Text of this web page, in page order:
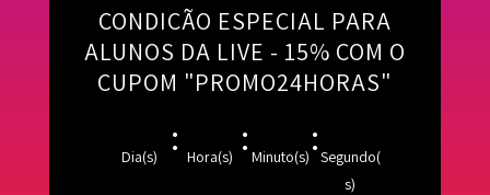
CONDIÇÃO ESPECIAL PARA
ALUNOS DA LIVE - 15% COM O
CUPOM "PROMO24HORAS"
Dia(s) : Hora(s) : Minuto(s) :Segundo(
s)